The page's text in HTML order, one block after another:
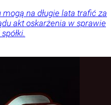
na długie lata trafić za
akt oskarżenia w sprawie